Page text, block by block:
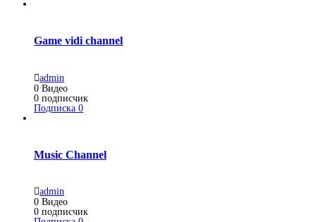
Game vidi channel
admin
0 Видео
0 подписчик
Подписка 0
Music Channel
admin
0 Видео
0 подписчик